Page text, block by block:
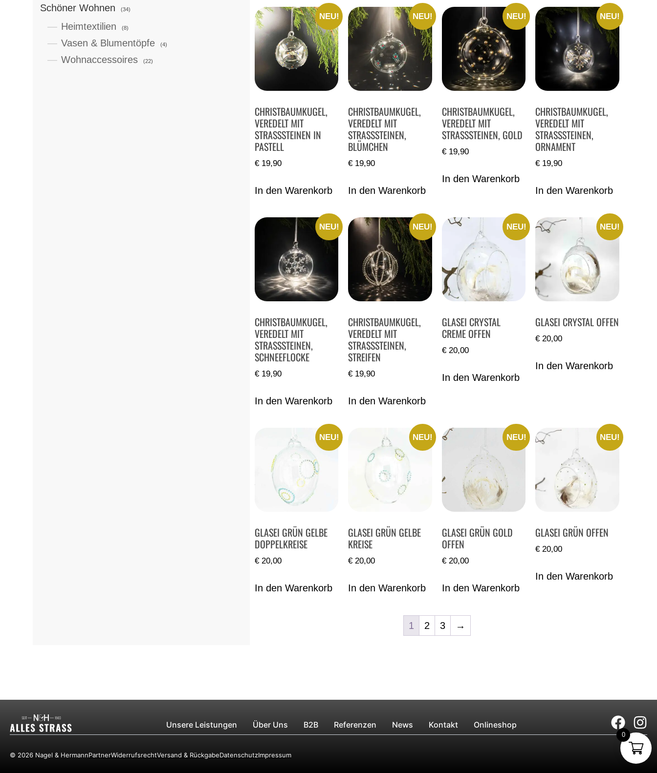
Schöner Wohnen (34)
Heimtextilien (8)
Vasen & Blumentöpfe (4)
Wohnaccessoires (22)
NEU!
CHRISTBAUMKUGEL,
VEREDELT MIT
STRASSSTEINEN IN
PASTELL
€19,90
In den Warenkorb
NEU!
CHRISTBAUMKUGEL,
VEREDELT MIT
STRASSSTEINEN,
BLÜMCHEN
€ 19,90
In den Warenkorb
NEU!
CHRISTBAUMKUGEL,
VEREDELT MIT
STRASSSTEINEN, GOLD
€19,90
In den Warenkorb
NEU!
CHRISTBAUMKUGEL,
VEREDELT MIT
STRASSSTEINEN,
ORNAMENT
€ 19,90
In den Warenkorb
NEU!
CHRISTBAUMKUGEL,
VEREDELT MIT
STRASSSTEINEN,
SCHNEEFLOCKE
€19,90
In den Warenkorb
NEU!
CHRISTBAUMKUGEL,
VEREDELT MIT
STRASSSTEINEN,
STREIFEN
€ 19,90
In den Warenkorb
NEU!
GLASEI CRYSTAL
CREME OFFEN
€20,00
In den Warenkorb
NEU!
GLASEI CRYSTAL OFFEN
€ 20,00
In den Warenkorb
NEU!
GLASEI GRÜN GELBE
DOPPELKREISE
€20,00
In den Warenkorb
NEU!
GLASEI GRÜN GELBE
KREISE
€ 20,00
In den Warenkorb
NEU!
GLASEI GRÜN GOLD
OFFEN
€20,00
In den Warenkorb
NEU!
GLASEI GRÜN OFFEN
€ 20,00
In den Warenkorb
1 2 3 →
Unsere Leistungen Über Uns B2B Referenzen News Kontakt Onlineshop
© 2026 Nagel & HermannPartnerWiderrufsrechtVersand & RückgabeDatenschutzImpressum
0